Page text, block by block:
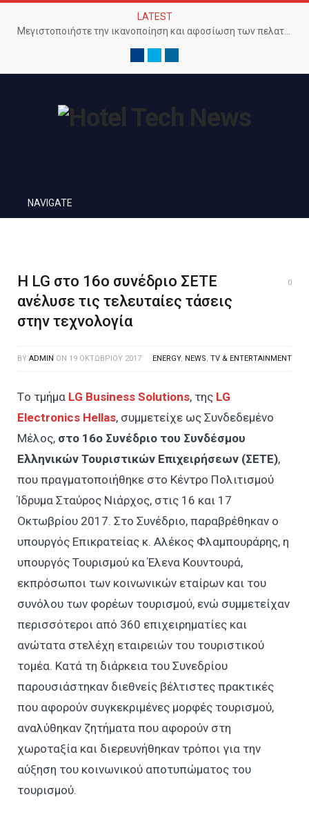
LATEST
Μεγιστοποιήστε την ικανοποίηση και αφοσίωση των πελατών με προηγμένο Wi-Fi δίκτυο
NAVIGATE
H LG στο 16ο συνέδριο ΣΕΤΕ
ανέλυσε τις τελευταίες τάσεις
στην τεχνολογία
0
BY ADMIN ON 19 ΟΚΤΩΒΡΊΟΥ 2017 ENERGY, NEWS, TV & ENTERTAINMENT
Tο τμήμα LG Business Solutions, της LG
Electronics Hellas, συμμετείχε ως Συνδεδεμένο
Μέλος, στο 16ο Συνέδριο του Συνδέσμου
Ελληνικών Τουριστικών Επιχειρήσεων (ΣΕΤΕ),
που πραγματοποιήθηκε στο Κέντρο Πολιτισμού
Ίδρυμα Σταύρος Νιάρχος, στις 16 και 17
Οκτωβρίου 2017. Στο Συνέδριο, παραβρέθηκαν ο
υπουργός Επικρατείας κ. Αλέκος Φλαμπουράρης, η
υπουργός Τουρισμού κα Έλενα Κουντουρά,
εκπρόσωποι των κοινωνικών εταίρων και του
συνόλου των φορέων τουρισμού, ενώ συμμετείχαν
περισσότεροι από 360 επιχειρηματίες και
ανώτατα στελέχη εταιρειών του τουριστικού
τομέα. Κατά τη διάρκεια του Συνεδρίου
παρουσιάστηκαν διεθνείς βέλτιστες πρακτικές
που αφορούν συγκεκριμένες μορφές τουρισμού,
αναλύθηκαν ζητήματα που αφορούν στη
χωροταξία και διερευνήθηκαν τρόποι για την
αύξηση του κοινωνικού αποτυπώματος του
τουρισμού.